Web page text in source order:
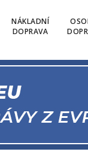
NÁKLADNÍ
DOPRAVA